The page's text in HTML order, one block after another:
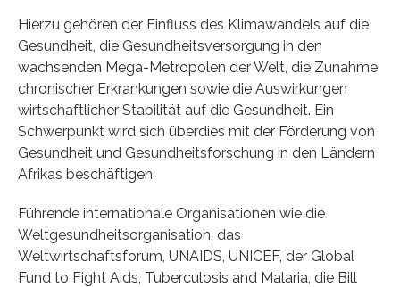
Hierzu gehören der Einfluss des Klimawandels auf die
Gesundheit, die Gesundheitsversorgung in den
wachsenden Mega-Metropolen der Welt, die Zunahme
chronischer Erkrankungen sowie die Auswirkungen
wirtschaftlicher Stabilität auf die Gesundheit. Ein
Schwerpunkt wird sich überdies mit der Förderung von
Gesundheit und Gesundheitsforschung in den Ländern
Afrikas beschäftigen.
Führende internationale Organisationen wie die
Weltgesundheitsorganisation, das
Weltwirtschaftsforum, UNAIDS, UNICEF, der Global
Fund to Fight Aids, Tuberculosis and Malaria, die Bill